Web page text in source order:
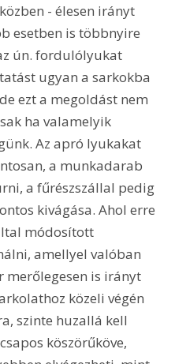
- élesen irányt
esetben is többnyire
ún. fordulólyukat
ugyan a sarkokba
ezt a megoldást nem
ha valamelyik
Az apró lyukakat
a munkadarab
a fűrészszállal pedig
kivágása. Ahol erre
módosított
amellyel valóban
merőlegesen is irányt
közeli végén
szinte huzallá kell
köszörűköve,